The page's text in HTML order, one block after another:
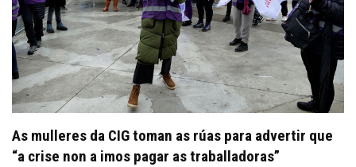
As mulleres da CIG toman as rúas para advertir que
“a crise non a imos pagar as traballadoras”